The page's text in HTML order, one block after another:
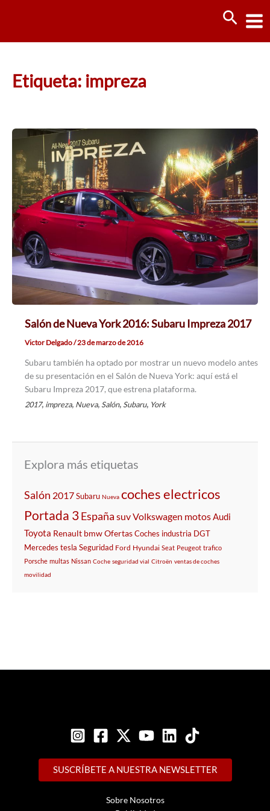
Etiqueta: impreza
Salón de Nueva York 2016: Subaru Impreza 2017
Victor Delgado/23 de marzo de 2016
Subaru también ha optado por mostrar un nuevo modelo antes
de su presentación en el Salón de Nueva York: aquí está el
Subaru Impreza 2017, que estrena plataforma.
2017, impreza, Nueva, Salón, Subaru, York
Explora más etiquetas
Salón 2017 Subaru Nueva coches electricos
Portada 3España suvVolkswagen motosAudi
Toyota Renault bmwOfertasCoches industria DGT
Mercedes tesla Seguridad Ford Hyundai Seat Peugeot trafico
Porsche multas Nissan Coche seguridad vial Citroën ventas de coches
movilidad
SUSCRÍBETE A NUESTRA NEWSLETTER
Sobre Nosotros